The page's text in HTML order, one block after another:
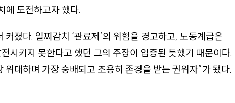
에 도전하고자 했다.
졌다. 일찌감치 ‘관료제’의 위험을 경고하고, 노동계급은
시키지 못한다고 했던 그의 주장이 입증된 듯했기 때문이다.
위대하며 가장 숭배되고 조용히 존경을 받는 권위자”가 됐다.